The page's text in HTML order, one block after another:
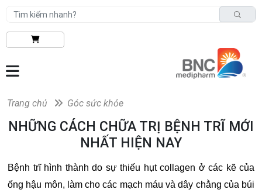
Trang chủ Góc sức khỏe
NHỮNG CÁCH CHỮA TRỊ BỆNH TRĨ MỚI
NHẤT HIỆN NAY
Bệnh trĩ hình thành do sự thiếu hụt collagen ở các kẽ của
ống hậu môn, làm cho các mạch máu và dây chằng của búi